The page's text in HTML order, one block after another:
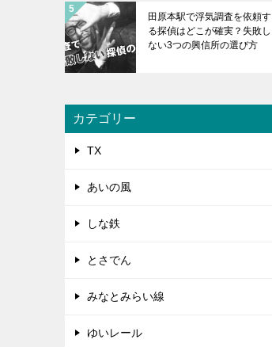
田原本駅で浮気調査を依頼す
る探偵はどこが確実？失敗し
ない3つの興信所の選び方
カテゴリー
TX
あいの風
しな鉄
とさでん
みなとみらい線
ゆいレール